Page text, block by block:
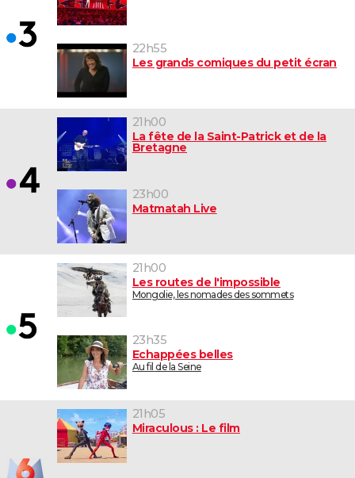
22h55
Les grands comiques du petit écran
21h00
La fête de la Saint-Patrick et de la
Bretagne
23h00
Matmatah Live
21h00
Les routes de l'impossible
Mongolie, les nomades des sommets
23h35
Echappées belles
Au fil de la Seine
21h05
Miraculous : Le film